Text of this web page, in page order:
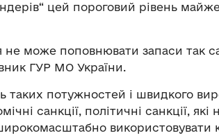
цей пороговий рівень
не може поповнювати запаси так
ГУР МО України.
потужностей і швидкого
санкції, політичні санкції,
використовувати